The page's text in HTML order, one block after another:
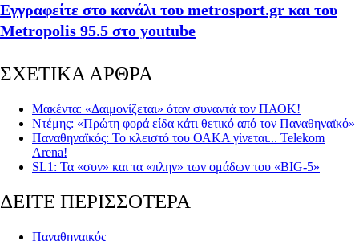
Εγγραφείτε στο κανάλι του metrosport.gr και του
Metropolis 95.5 στο youtube
ΣΧΕΤΙΚΑ ΑΡΘΡΑ
Μακέντα: «Δαιμονίζεται» όταν συναντά τον ΠΑΟΚ!
Ντέμης: «Πρώτη φορά είδα κάτι θετικό από τον Παναθηναϊκό»
Παναθηναϊκός: Το κλειστό του ΟΑΚΑ γίνεται... Telekom
Arena!
SL1: Τα «συν» και τα «πλην» των ομάδων του «BIG-5»
ΔΕΙΤΕ ΠΕΡΙΣΣΟΤΕΡΑ
Παναθηναικός